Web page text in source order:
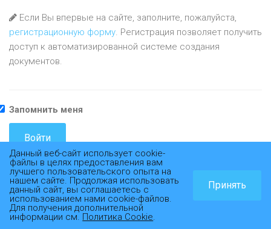
Если Вы впервые на сайте, заполните, пожалуйста,
регистрационную форму . Регистрация позволяет получить
доступ к автоматизированной системе создания
документов.
Запомнить меня
© 2016-2025 Logicdoc
Данный веб-сайт использует cookie-
файлы в целях предоставления вам
лучшего пользовательского опыта на
нашем сайте. Продолжая использовать
данный сайт, вы соглашаетесь с
использованием нами cookie-файлов.
Для получения дополнительной
информации см. Политика Cookie.
Принять